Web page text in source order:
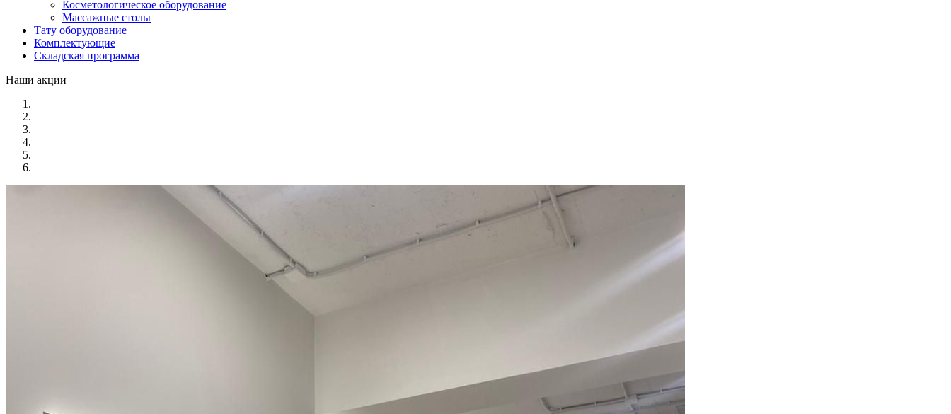
Косметологическое оборудование
Массажные столы
Тату оборудование
Комплектующие
Складская программа
Наши акции